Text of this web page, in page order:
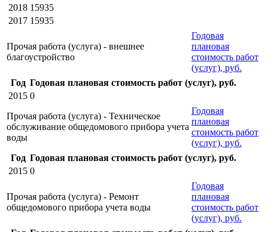
2018 15935
2017 15935
Прочая работа (услуга) - внешнее
благоустройство
Годовая
плановая
стоимость работ
(услуг), руб.
Год Годовая плановая стоимость работ (услуг), руб.
2015 0
Прочая работа (услуга) - Техническое
обслуживание общедомового прибора учета
воды
Годовая
плановая
стоимость работ
(услуг), руб.
Год Годовая плановая стоимость работ (услуг), руб.
2015 0
Прочая работа (услуга) - Ремонт
общедомового прибора учета воды
Годовая
плановая
стоимость работ
(услуг), руб.